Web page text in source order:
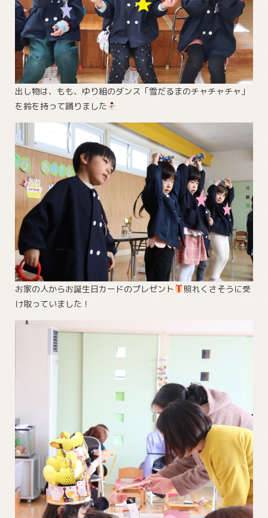
出し物は、もも、ゆり組のダンス「雪だるまのチャチャチャ」
を鈴を持って踊りました
お家の人からお誕生日カードのプレゼント
照れくさそうに受
け取っていました！